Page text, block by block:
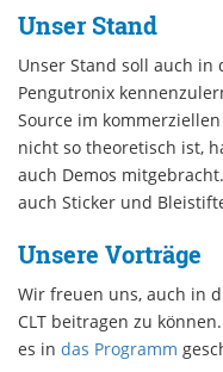
Unser Stand
Unser Stand soll auch in
Pengutronix
Source im
nicht so theoretisch ist,
auch Demos
auch Sticker und
Unsere Vorträge
Wir freuen uns, auch in
CLT beitragen zu
es in das Programm